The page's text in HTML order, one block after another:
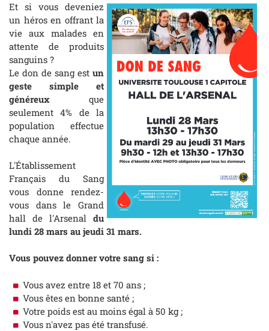
Et si vous deveniez
un héros en offrant la
vie aux malades en
attente de produits
sanguins ?
Le don de sang est un
geste simple et
généreux que
seulement 4% de la
population effectue
chaque année.
L'Établissement
Français du Sang
vous donne rendez-
vous dans le Grand
hall de l'Arsenal du
lundi 28 mars au jeudi 31 mars.
Vous pouvez donner votre sang si :
Vous avez entre 18 et 70 ans ;
Vous êtes en bonne santé ;
Votre poids est au moins égal à 50 kg ;
Vous n'avez pas été transfusé.